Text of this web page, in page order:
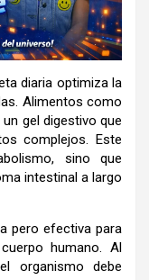
diaria optimiza la
Alimentos como
gel digestivo que
complejos. Este
sino que
intestinal a largo
pero efectiva para
humano. Al
organismo debe